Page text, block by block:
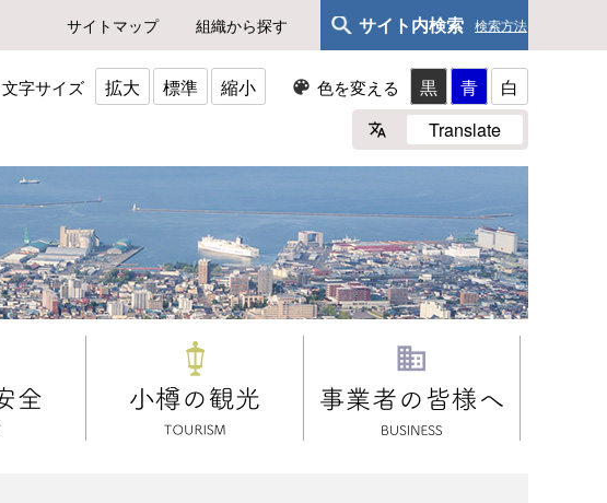
サイトマップ 組織から探す サイト内検索 検索方法
文字サイズ 拡大 標準 縮小 色を変える 黒 青
白
Translate